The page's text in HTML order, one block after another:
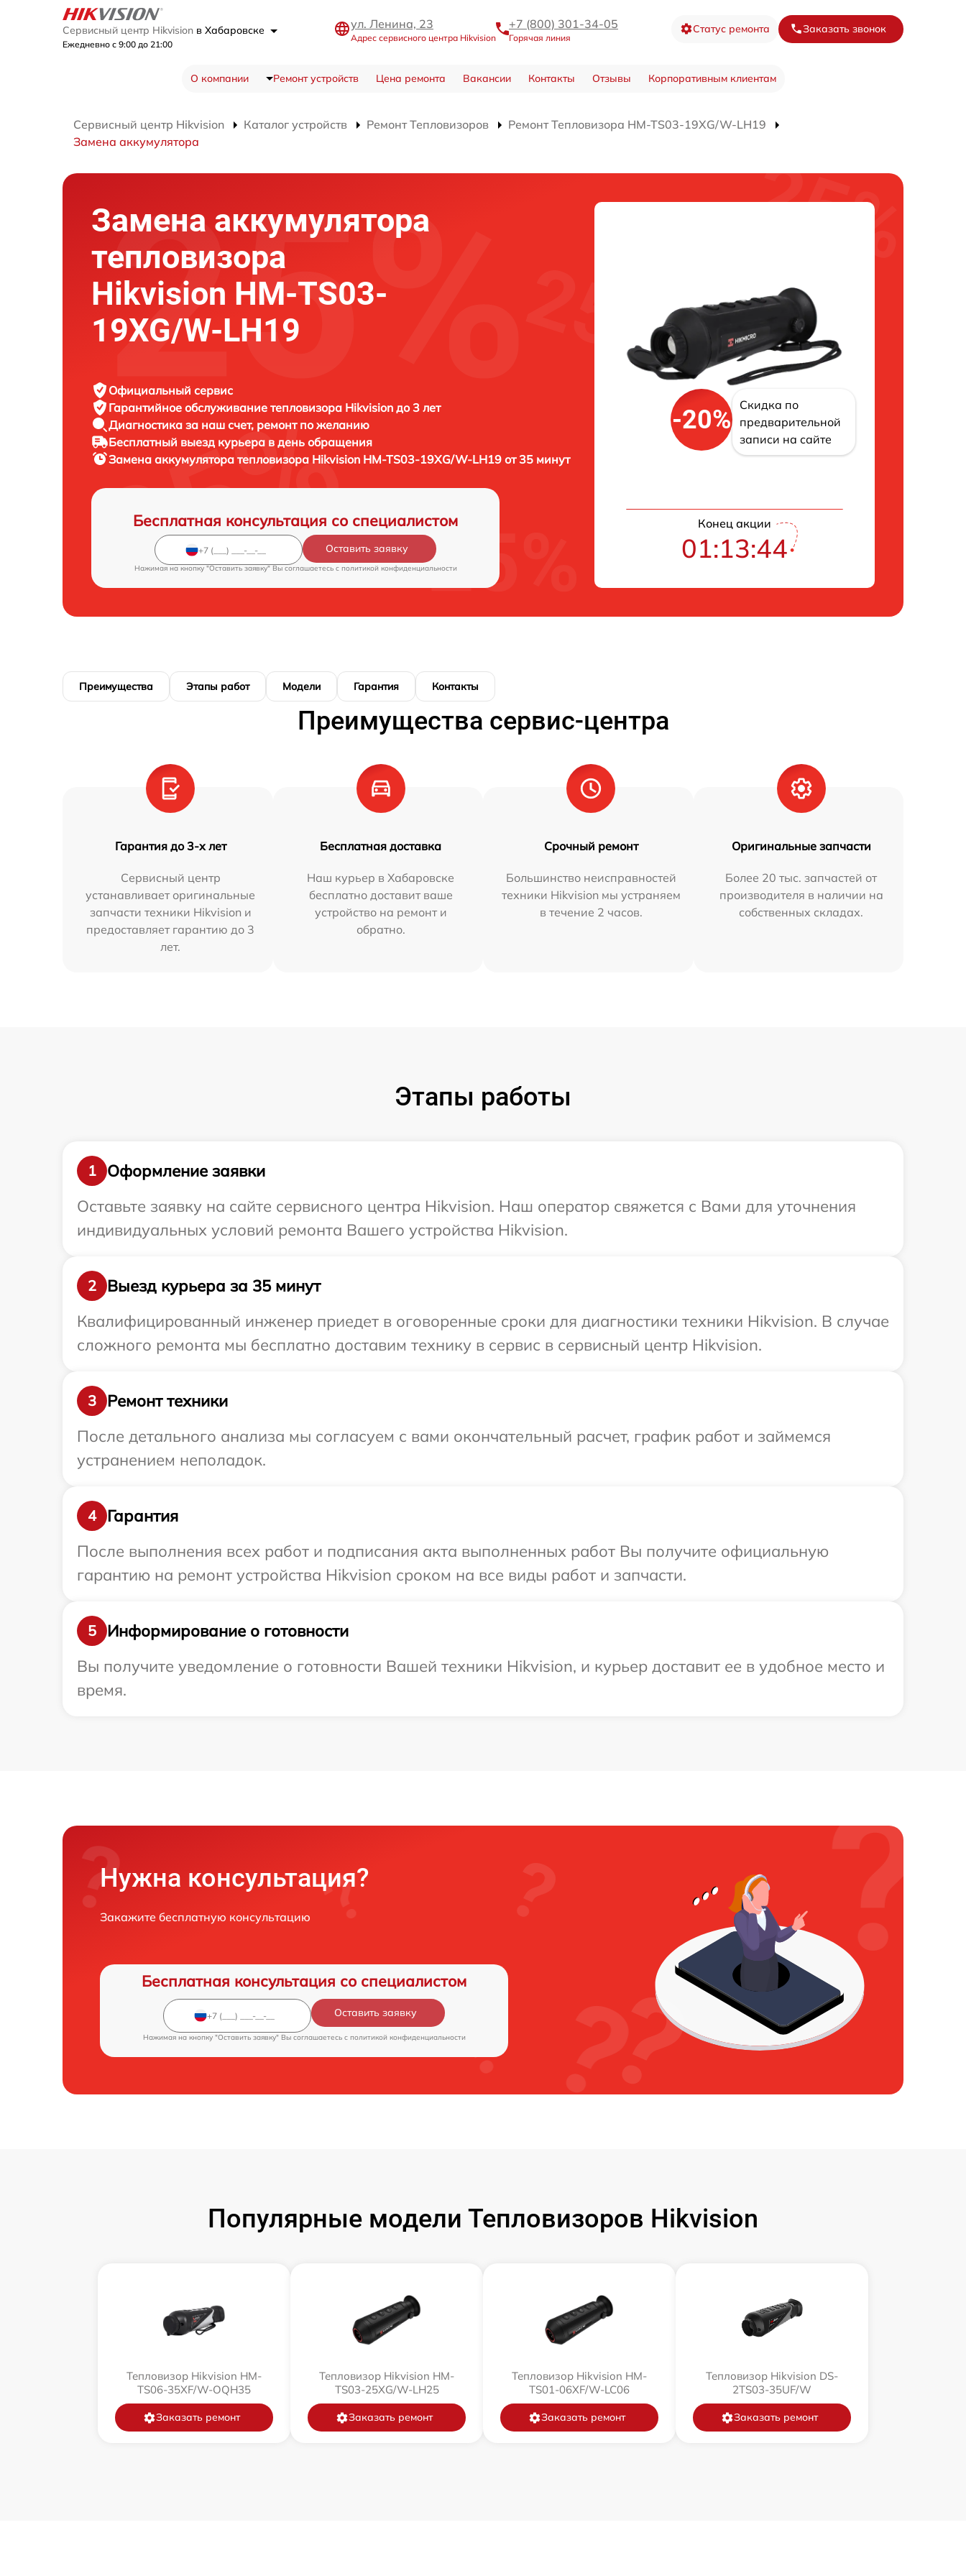
Сервисный центр Hikvision в Хабаровске
Ежедневно с 9:00 до 21:00
ул. Ленина, 23
Адрес сервисного центра Hikvision
+7 (800) 301-34-05
Горячая линия
Статус ремонта Заказать звонок
О компании Ремонт устройств Цена ремонта Вакансии Контакты Отзывы Корпоративным клиентам
Сервисный центр Hikvision Каталог устройств Ремонт Тепловизоров
Ремонт Тепловизора HM-TS03-19XG/W-LH19
Замена аккумулятора
Замена аккумулятора
тепловизора
Hikvision HM-TS03-
19XG/W-LH19
Официальный сервис
Гарантийное обслуживание тепловизора Hikvision до 3 лет
Диагностика за наш счет, ремонт по желанию
Бесплатный выезд курьера в день обращения
Замена аккумулятора тепловизора Hikvision HM-TS03-19XG/W-LH19 от 35 минут
Бесплатная консультация со специалистом
Оставить заявку
Нажимая на кнопку "Оставить заявку" Вы соглашаетесь c политикой конфиденциальности
-20%
Скидка по
предварительной
записи на сайте
Конец акции
01:13:43
Преимущества Этапы работ Модели Гарантия Контакты
Преимущества сервис-центра
Гарантия до 3-х лет
Сервисный центр
устанавливает оригинальные
запчасти техники Hikvision и
предоставляет гарантию до 3
лет.
Бесплатная доставка
Наш курьер в Хабаровске
бесплатно доставит ваше
устройство на ремонт и
обратно.
Срочный ремонт
Большинство неисправностей
техники Hikvision мы устраняем
в течение 2 часов.
Оригинальные запчасти
Более 20 тыс. запчастей от
производителя в наличии на
собственных складах.
Этапы работы
1
Оформление заявки
Оставьте заявку на сайте сервисного центра Hikvision. Наш оператор свяжется с Вами для уточнения
индивидуальных условий ремонта Вашего устройства Hikvision.
2
Выезд курьера за 35 минут
Квалифицированный инженер приедет в оговоренные сроки для диагностики техники Hikvision. В случае
сложного ремонта мы бесплатно доставим технику в сервис в сервисный центр Hikvision.
3
Ремонт техники
После детального анализа мы согласуем с вами окончательный расчет, график работ и займемся
устранением неполадок.
4
Гарантия
После выполнения всех работ и подписания акта выполненных работ Вы получите официальную
гарантию на ремонт устройства Hikvision сроком на все виды работ и запчасти.
5
Информирование о готовности
Вы получите уведомление о готовности Вашей техники Hikvision, и курьер доставит ее в удобное место и
время.
Нужна консультация?
Закажите бесплатную консультацию
Бесплатная консультация со специалистом
Оставить заявку
Нажимая на кнопку "Оставить заявку" Вы соглашаетесь c политикой конфиденциальности
Популярные модели Тепловизоров Hikvision
Тепловизор Hikvision HM-
TS06-35XF/W-OQH35
Заказать ремонт
Тепловизор Hikvision HM-
TS03-25XG/W-LH25
Заказать ремонт
Тепловизор Hikvision HM-
TS01-06XF/W-LC06
Заказать ремонт
Тепловизор Hikvision DS-
2TS03-35UF/W
Заказать ремонт